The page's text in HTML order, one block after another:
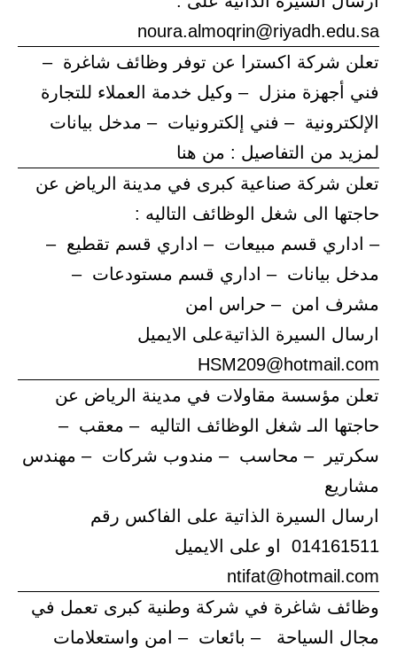
noura.almoqrin@riyadh.edu.sa
تعلن شركة اكسترا عن توفر وظائف شاغرة –
فني أجهزة منزل – وكيل خدمة العملاء للتجارة
الإلكترونية – فني إلكترونيات – مدخل بيانات
لمزيد من التفاصيل : من هنا
تعلن شركة صناعية كبرى في مدينة الرياض عن
حاجتها الى شغل الوظائف التاليه :
– اداري قسم مبيعات – اداري قسم تقطيع –
مدخل بيانات – اداري قسم مستودعات –
مشرف امن – حراس امن
ارسال السيرة الذاتيةعلى الايميل
HSM209@hotmail.com
تعلن مؤسسة مقاولات في مدينة الرياض عن
حاجتها الىـ شغل الوظائف التاليه – معقب –
سكرتير – محاسب – مندوب شركات – مهندس
مشاريع
ارسال السيرة الذاتية على الفاكس رقم
014161511 او على الايميل
ntifat@hotmail.com
وظائف شاغرة في شركة وطنية كبرى تعمل في
مجال السياحة – بائعات – امن واستعلامات